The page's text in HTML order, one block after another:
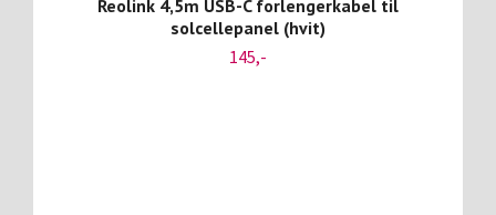
Reolink 4,5m USB-C forlengerkabel til
solcellepanel (hvit)
145,-